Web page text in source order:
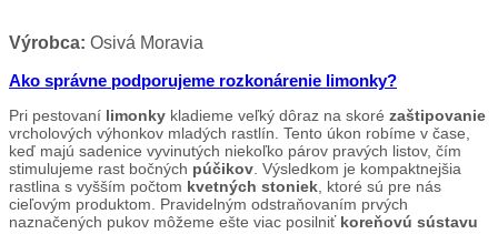
Výrobca: Osivá Moravia
Ako správne podporujeme rozkonárenie limonky?
Pri pestovaní limonky kladieme veľký dôraz na skoré zaštipovanie
vrcholových výhonkov mladých rastlín. Tento úkon robíme v čase,
keď majú sadenice vyvinutých niekoľko párov pravých listov, čím
stimulujeme rast bočných púčikov . Výsledkom je kompaktnejšia
rastlina s vyšším počtom kvetných stoniek , ktoré sú pre nás
cieľovým produktom. Pravidelným odstraňovaním prvých
naznačených pukov môžeme ešte viac posilniť koreňovú sústavu